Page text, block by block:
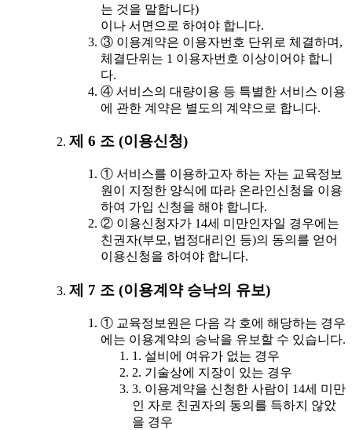
는 것을 말합니다)
이나 서면으로 하여야 합니다.
③ 이용계약은 이용자번호 단위로 체결하며,
체결단위는 1 이용자번호 이상이어야 합니
다.
④ 서비스의 대량이용 등 특별한 서비스 이용
에 관한 계약은 별도의 계약으로 합니다.
제 6 조 (이용신청)
① 서비스를 이용하고자 하는 자는 교육정보
원이 지정한 양식에 따라 온라인신청을 이용
하여 가입 신청을 해야 합니다.
② 이용신청자가 14세 미만인자일 경우에는
친권자(부모, 법정대리인 등)의 동의를 얻어
이용신청을 하여야 합니다.
제 7 조 (이용계약 승낙의 유보)
① 교육정보원은 다음 각 호에 해당하는 경우
에는 이용계약의 승낙을 유보할 수 있습니다.
1. 설비에 여유가 없는 경우
2. 기술상에 지장이 있는 경우
3. 이용계약을 신청한 사람이 14세 미만
인 자로 친권자의 동의를 득하지 않았
을 경우